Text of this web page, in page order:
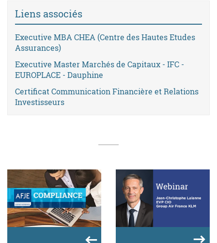
Liens associés
Executive MBA CHEA (Centre des Hautes Etudes
Assurances)
Executive Master Marchés de Capitaux - IFC -
EUROPLACE - Dauphine
Certificat Communication Financière et Relations
Investisseurs